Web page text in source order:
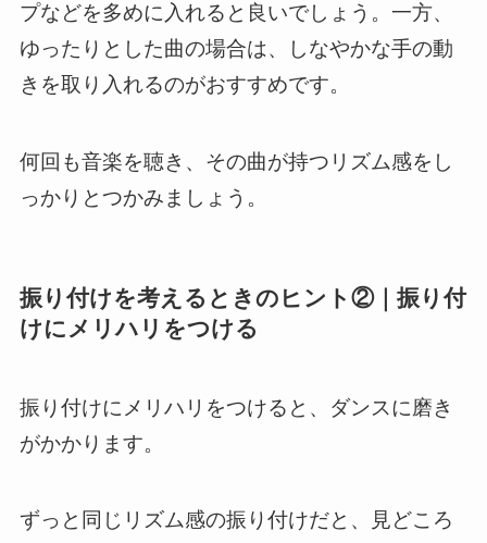
プなどを多めに入れると良いでしょう。一方、
ゆったりとした曲の場合は、しなやかな手の動
きを取り入れるのがおすすめです。
何回も音楽を聴き、その曲が持つリズム感をし
っかりとつかみましょう。
振り付けを考えるときのヒント②｜振り付
けにメリハリをつける
振り付けにメリハリをつけると、ダンスに磨き
がかかります。
ずっと同じリズム感の振り付けだと、見どころ